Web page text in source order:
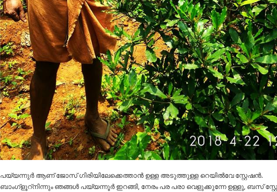
പയ്യന്നുർ ആണ് ജോസ് ഗിരിയിലേക്കെത്താൻ ഉള്ള അടുത്തുള്ള റെയിൽവേ സ്റ്റേഷൻ.
ബാംഗ്ളൂറ്‍നിന്നും ഞങ്ങൾ പയ്യന്നൂർ ഇറങ്ങി, നേരം പര പരാ വെളുക്കുന്നേ ഉള്ളു, ബസ്